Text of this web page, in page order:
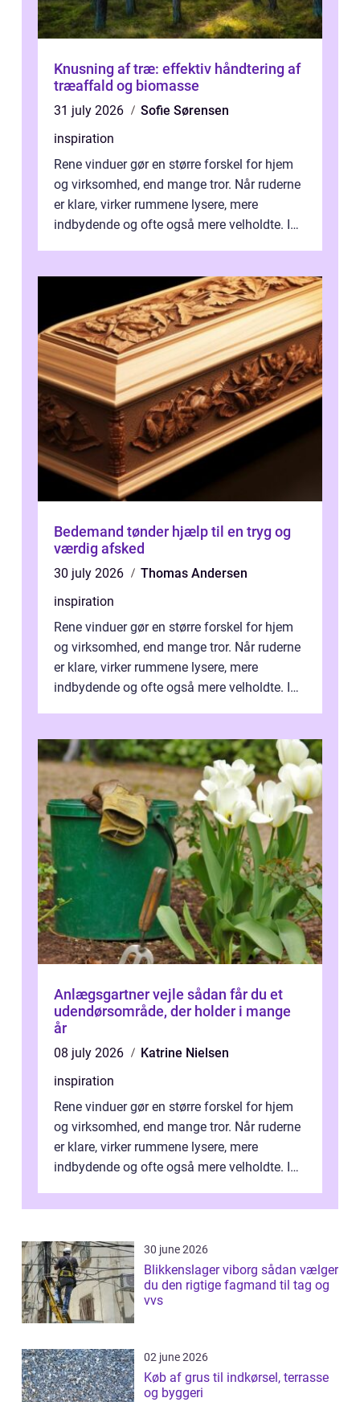
Knusning af træ: effektiv håndtering af
træaffald og biomasse
31 july 2026
Sofie Sørensen
inspiration
Rene vinduer gør en større forskel for hjem
og virksomhed, end mange tror. Når ruderne
er klare, virker rummene lysere, mere
indbydende og ofte også mere velholdte. I
Bedemand tønder hjælp til en tryg og
værdig afsked
30 july 2026
Thomas Andersen
inspiration
Rene vinduer gør en større forskel for hjem
og virksomhed, end mange tror. Når ruderne
er klare, virker rummene lysere, mere
indbydende og ofte også mere velholdte. I
Anlægsgartner vejle sådan får du et
udendørsområde, der holder i mange
år
08 july 2026
Katrine Nielsen
inspiration
Rene vinduer gør en større forskel for hjem
og virksomhed, end mange tror. Når ruderne
er klare, virker rummene lysere, mere
indbydende og ofte også mere velholdte. I
30 june 2026
Blikkenslager viborg sådan vælger
du den rigtige fagmand til tag og
vvs
02 june 2026
Køb af grus til indkørsel, terrasse
og byggeri